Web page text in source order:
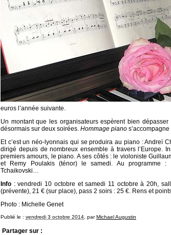
euros l’année suivante.
Un montant que les organisateurs espèrent bien dépasser
désormais sur deux soirées. Hommage piano
Et c’est un néo-lyonnais qui se produira au piano : Andreï
dirigé depuis de nombreux ensemble à travers l’Europe.
premiers amours, le piano. A ses côtés : le violoniste
et Remy Poulakis (ténor) le samedi. Au programme :
Tchaikovski…
Info : vendredi 10 octobre et samedi 11 octobre à 20h,
(prévente), 21 € (sur place), pass 2 soirs : 25 €. Rens et
Photo : Michelle Genet
Publié le : vendredi 3 octobre 2014 , parMichael Augustin
Partager sur :